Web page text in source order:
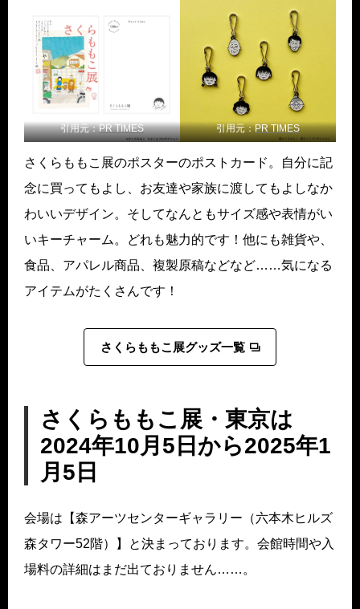
引用元：PR TIMES 引用元：PR TIMES
さくらももこ展のポスターのポストカード。自分に記
念に買ってもよし、お友達や家族に渡してもよしなか
わいいデザイン。そしてなんともサイズ感や表情がい
いキーチャーム。どれも魅力的です！他にも雑貨や、
食品、アパレル商品、複製原稿などなど……気になる
アイテムがたくさんです！
さくらももこ展グッズ一覧
さくらももこ展・東京は
2024年10月5日から2025年1
月5日
会場は【森アーツセンターギャラリー（六本木ヒルズ
森タワー52階）】と決まっております。会館時間や入
場料の詳細はまだ出ておりません……。